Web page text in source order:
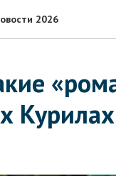
2026
Курилах